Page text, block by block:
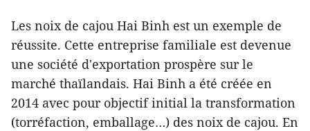
Les noix de cajou Hai Binh est un exemple de
réussite. Cette entreprise familiale est devenue
une société d'exportation prospère sur le
marché thaïlandais. Hai Binh a été créée en
2014 avec pour objectif initial la transformation
(torréfaction, emballage…) des noix de cajou. En